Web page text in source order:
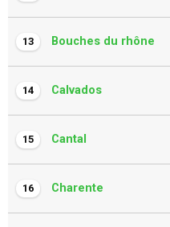
13 Bouches du rhône
14 Calvados
15 Cantal
16 Charente